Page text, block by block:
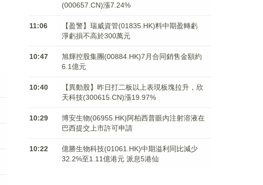
(000657.CN)漲7.24%
11:06
【盈警】瑞威資管(01835.HK)料中期盈轉虧
淨虧損不高於300萬元
10:47
旭輝控股集團(00884.HK)7月合同銷售金額約
6.1億元
10:40
【異動股】昨日打二板以上表現板塊拉升，欣
天科技(300615.CN)漲19.97%
10:29
博安生物(06955.HK)阿柏西普眼內注射溶液在
巴西提交上市許可申請
10:22
億勝生物科技(01061.HK)中期溢利同比減少
32.2%至1.11億港元 派息5港仙